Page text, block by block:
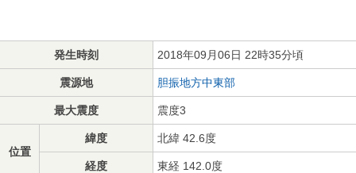
発生時刻 2018年09月06日 22時35分頃
震源地 胆振地方中東部
最大震度 震度3
位置
緯度 北緯 42.6度
経度 東経 142.0度